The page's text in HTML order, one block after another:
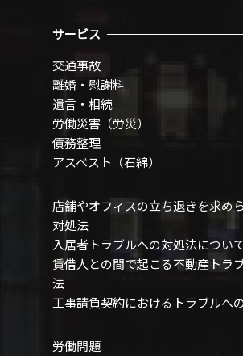
サービス
交通事故
離婚・慰謝料
遺言・相続
労働災害（労災）
債務整理
アスベスト（石綿）
店舗やオフィスの立ち退きを求め
対処法
入居者トラブルへの対処法につい
賃借人との間で起こる不動産トラ
法
工事請負契約における トラブルへ
労働問題